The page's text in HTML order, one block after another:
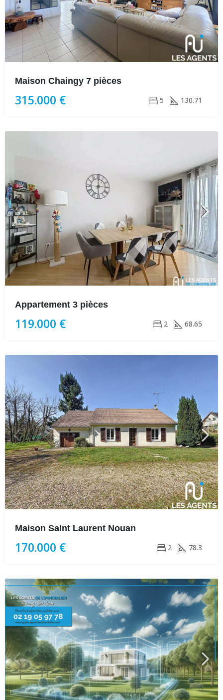
Maison Chaingy 7 pièces
315.000 € 5 130.71
Appartement 3 pièces
119.000 € 2 68.65
Maison Saint Laurent Nouan
170.000 € 2 78.3